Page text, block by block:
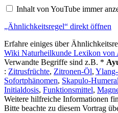
Inhalt von YouTube immer
„Ähnlichkeitsregel“ direkt öffnen
Erfahre einiges über
Wiki Naturheilkunde Lexikon von
Verwandte Begriffe sind z.B. *
: Zitrusfrüchte, Zitronen-Öl,
Sofortphänomen, Skapulo-
Initialdosis, Funktionsmittel,
Weitere hilfreiche Informationen
Bitte beachte zu diesem Vortrag